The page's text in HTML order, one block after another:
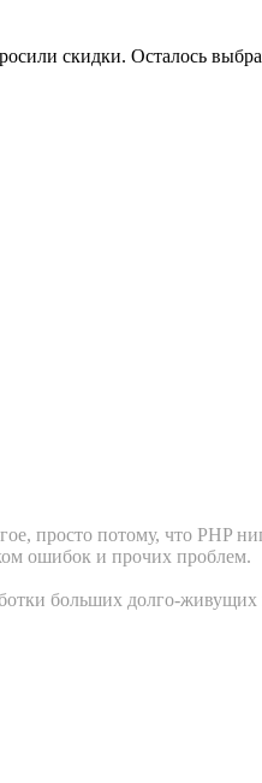
скидки. Осталось
просто потому, что PHP
ошибок и прочих проблем.
больших долго-живущих